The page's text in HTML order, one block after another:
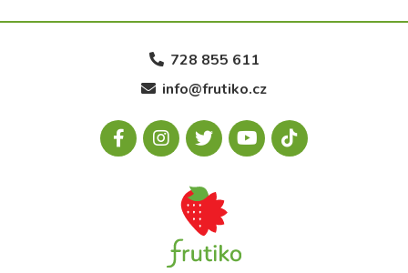
728 855 611
info@frutiko.cz